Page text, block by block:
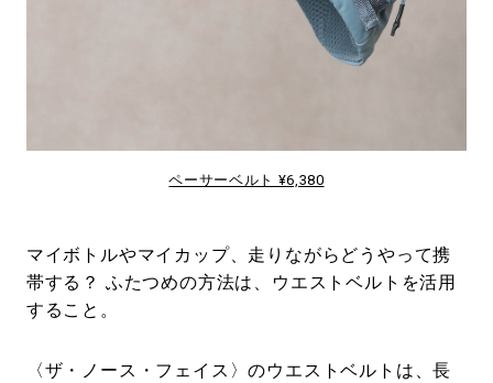
ペーサーベルト ¥6,380
マイボトルやマイカップ、走りながらどうやって携
帯する？ ふたつめの方法は、ウエストベルトを活用
すること。
〈ザ・ノース・フェイス〉のウエストベルトは、長